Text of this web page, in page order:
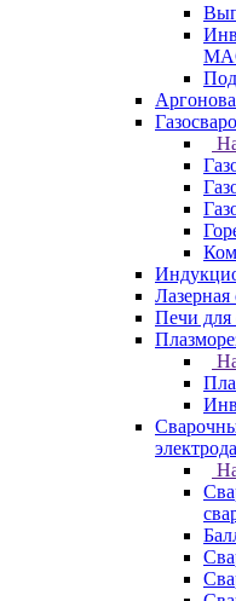
Лазерная
Печи для